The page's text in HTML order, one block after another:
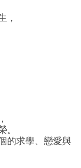
，
的求學、戀愛與